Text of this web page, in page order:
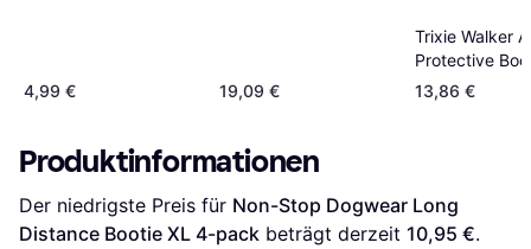
4,99 € 19,09 €
Trixie Walker
Protective
pack
13,86 €
Produktinformationen
Der niedrigste Preis für Non-Stop Dogwear Long
Distance Bootie XL 4-pack beträgt derzeit 10,95 €.